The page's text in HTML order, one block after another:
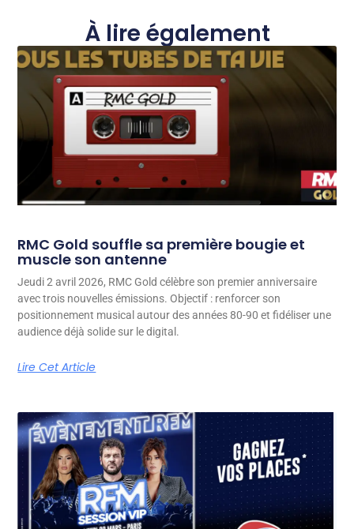
À lire également
RMC Gold souffle sa première bougie et
muscle son antenne
Jeudi 2 avril 2026, RMC Gold célèbre son premier anniversaire
avec trois nouvelles émissions. Objectif : renforcer son
positionnement musical autour des années 80-90 et fidéliser une
audience déjà solide sur le digital.
Lire Cet Article